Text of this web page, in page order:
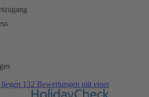
132 Bewertungen mit einer